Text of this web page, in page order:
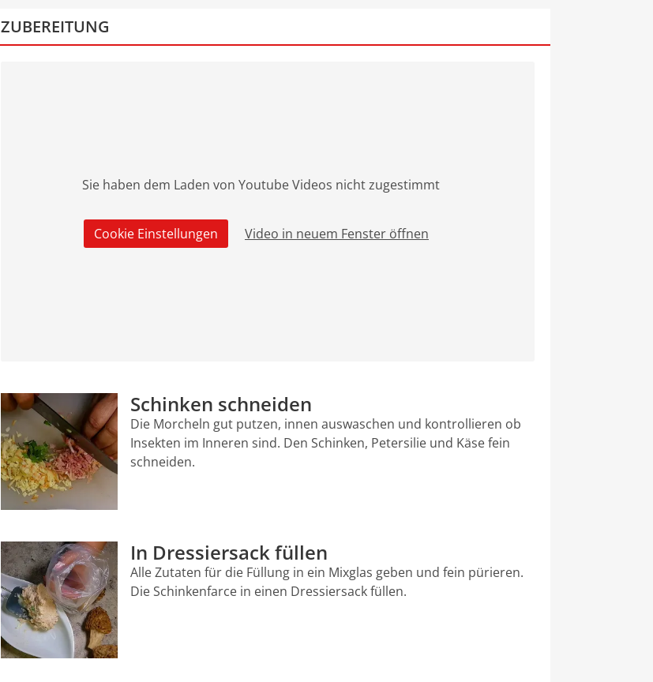
ZUBEREITUNG
Sie haben dem Laden von Youtube Videos nicht zugestimmt
Cookie Einstellungen Video in neuem Fenster öffnen
Schinken schneiden
Die Morcheln gut putzen, innen auswaschen und kontrollieren ob
Insekten im Inneren sind. Den Schinken, Petersilie und Käse fein
schneiden.
In Dressiersack füllen
Alle Zutaten für die Füllung in ein Mixglas geben und fein pürieren.
Die Schinkenfarce in einen Dressiersack füllen.